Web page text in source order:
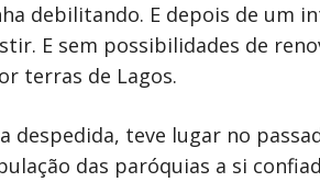
debilitando. E depois de um
E sem possibilidades de
terras de Lagos.
despedida, teve lugar no
das paróquias a si